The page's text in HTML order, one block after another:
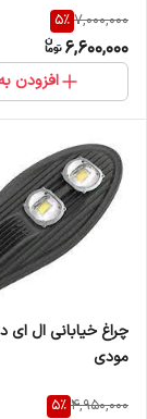
7,000,000
5%
6,600,000
افزودن
مودی
4,950,000
5%